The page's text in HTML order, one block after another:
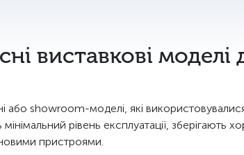
виставкові моделі
або showroom-моделі, які
рівень експлуатації,
пристроями.